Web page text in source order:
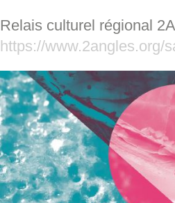
Relais culturel régional
https://www.2angles.org/